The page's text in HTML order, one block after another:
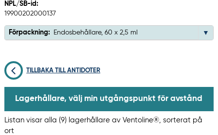
NPL/SB-id:
19900202000137
Förpackning: Endosbehållare, 60 x 2,5 ml
TILLBAKA TILL ANTIDOTER
Lagerhållare, välj min utgångspunkt för avstånd
Listan visar alla (9) lagerhållare av Ventoline®, sorterat på
ort